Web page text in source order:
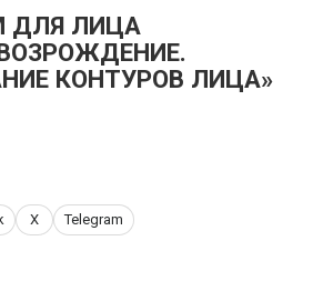
ДЛЯ ЛИЦА
КОНТУРОВ ЛИЦА»
X Telegram